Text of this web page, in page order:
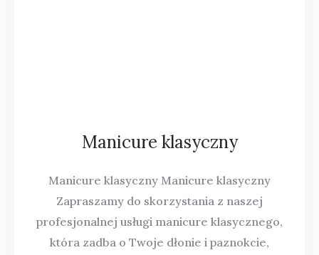
Manicure klasyczny
Manicure klasyczny Manicure klasyczny
Zapraszamy do skorzystania z naszej
profesjonalnej usługi manicure klasycznego,
która zadba o Twoje dłonie i paznokcie,